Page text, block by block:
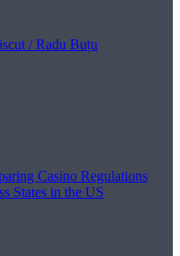
/ Radu Buțu
Casino Regulations
States in the US